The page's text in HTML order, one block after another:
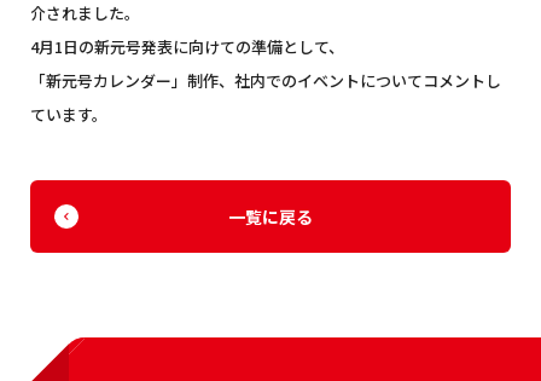
介されました。
4月1日の新元号発表に向けての準備として、
「新元号カレンダー」制作、社内でのイベントについてコメントし
ています。
一覧に戻る